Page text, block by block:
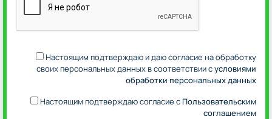
Настоящим подтверждаю и даю согласие на обработку
своих персональных данных в соответствии сусловиями
обработки персональных данных
Настоящим подтверждаю согласие сПользовательским
соглашением